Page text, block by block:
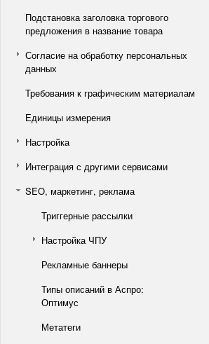
Подстановка заголовка торгового
предложения в название товара
Согласие на обработку персональных
данных
Требования к графическим материалам
Единицы измерения
Настройка
Интеграция с другими сервисами
SEO, маркетинг, реклама
Триггерные рассылки
Настройка ЧПУ
Рекламные баннеры
Типы описаний в Аспро:
Оптимус
Метатеги